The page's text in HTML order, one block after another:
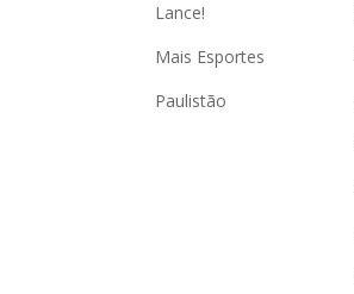
Lance!
Mais Esportes
Paulistão